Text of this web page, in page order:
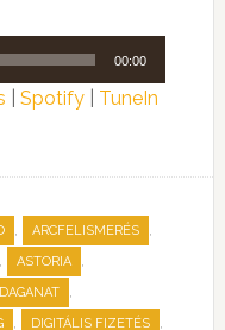
00:00
Spotify| TuneIn
, ARCFELISMERÉS ,
, ASTORIA ,
DAGANAT ,
, DIGITÁLIS FIZETÉS ,